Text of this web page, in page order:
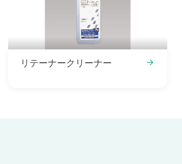
リテーナークリーナー